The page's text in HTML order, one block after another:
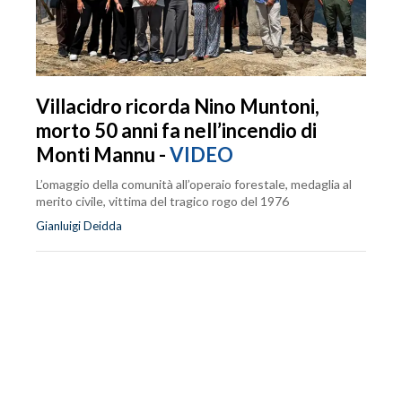
Villacidro ricorda Nino Muntoni,
morto 50 anni fa nell’incendio di
Monti Mannu -VIDEO
L’omaggio della comunità all’operaio forestale, medaglia al
merito civile, vittima del tragico rogo del 1976
Gianluigi Deidda